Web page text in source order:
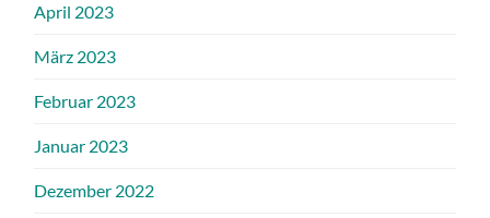
April 2023
März 2023
Februar 2023
Januar 2023
Dezember 2022